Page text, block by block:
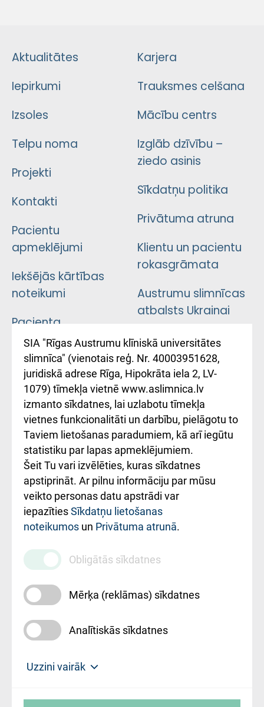
Aktualitātes
Iepirkumi
Izsoles
Telpu noma
Projekti
Kontakti
Pacientu
apmeklējumi
Iekšējās kārtības
noteikumi
Pacienta
atsauksmju/sūdzību
iesniegšanas
kārtība
Kā pie mums nokļūt
Rēķinu apmaksas
ceļvedis
Rekvizīti un
ārstniecības
iestādes kods
010000234
Maksas
pakalpojumu
cenrādis
Karjera
Trauksmes celšana
Mācību centrs
Izglāb dzīvību –
ziedo asinis
Sīkdatņu politika
Privātuma atruna
Klientu un pacientu
rokasgrāmata
Austrumu slimnīcas
atbalsts Ukrainai
Підтримка Східної
лікарні та співпраця з
Україною
SIA "Rīgas Austrumu klīniskā universitātes
slimnīca" (vienotais reģ. Nr. 40003951628,
juridiskā adrese Rīga, Hipokrāta iela 2, LV-
1079) tīmekļa vietnē www.aslimnica.lv
izmanto sīkdatnes, lai uzlabotu tīmekļa
vietnes funkcionalitāti un darbību, pielāgotu to
Taviem lietošanas paradumiem, kā arī iegūtu
statistiku par lapas apmeklējumiem.
Šeit Tu vari izvēlēties, kuras sīkdatnes
apstiprināt. Ar pilnu informāciju par mūsu
veikto personas datu apstrādi var
iepazītiesSīkdatņu lietošanas
noteikumos un Privātuma atrunā.
Obligātās sīkdatnes
Mērķa (reklāmas) sīkdatnes
Analītiskās sīkdatnes
Uzzini vairāk